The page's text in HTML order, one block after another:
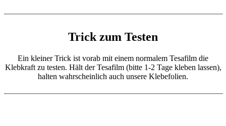
Trick zum Testen
Ein kleiner Trick ist vorab mit einem normalem Tesafilm die
Klebkraft zu testen. Hält der Tesafilm (bitte 1-2 Tage kleben lassen),
halten wahrscheinlich auch unsere Klebefolien.